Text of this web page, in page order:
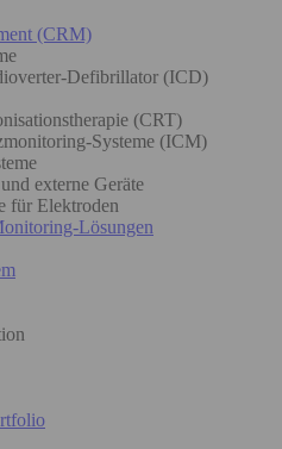
(CRM)
Defibrillator (ICD)
(CRT)
Systeme (ICM)
externe Geräte
für Elektroden
Lösungen